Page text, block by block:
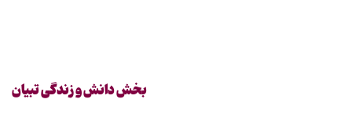
بخش دانش و زندگی تبیان